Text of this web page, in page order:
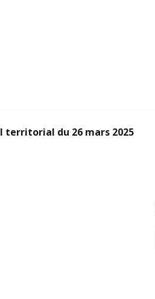
territorial du 26 mars 2025